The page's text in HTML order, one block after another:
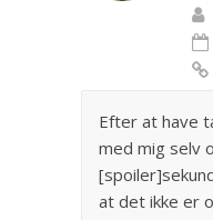
Efter at have
med mig selv
at det ikke er